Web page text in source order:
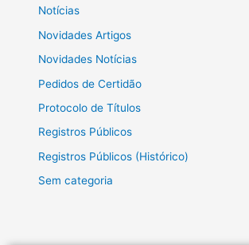
Notícias
Novidades Artigos
Novidades Notícias
Pedidos de Certidão
Protocolo de Títulos
Registros Públicos
Registros Públicos (Histórico)
Sem categoria